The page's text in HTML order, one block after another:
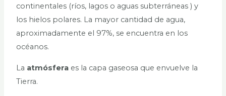
continentales (ríos, lagos o aguas subterráneas ) y
los hielos polares. La mayor cantidad de agua,
aproximadamente el 97%, se encuentra en los
océanos.
La atmósfera es la capa gaseosa que envuelve la
Tierra.